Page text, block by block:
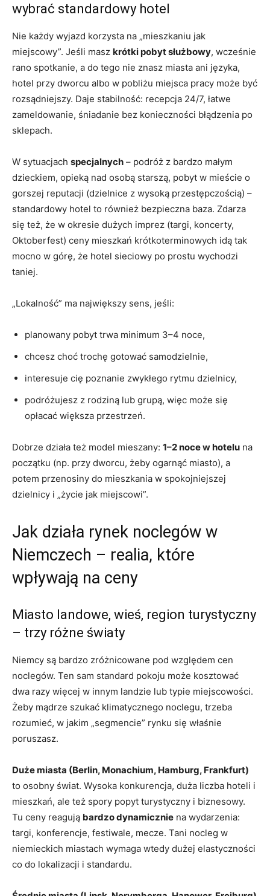
wybrać standardowy hotel
Nie każdy wyjazd korzysta na „mieszkaniu jak
miejscowy”. Jeśli masz krótki pobyt służbowy, wcześnie
rano spotkanie, a do tego nie znasz miasta ani języka,
hotel przy dworcu albo w pobliżu miejsca pracy może być
rozsądniejszy. Daje stabilność: recepcja 24/7, łatwe
zameldowanie, śniadanie bez konieczności błądzenia po
sklepach.
W sytuacjach specjalnych – podróż z bardzo małym
dzieckiem, opieką nad osobą starszą, pobyt w mieście o
gorszej reputacji (dzielnice z wysoką przestępczością) –
standardowy hotel to również bezpieczna baza. Zdarza
się też, że w okresie dużych imprez (targi, koncerty,
Oktoberfest) ceny mieszkań krótkoterminowych idą tak
mocno w górę, że hotel sieciowy po prostu wychodzi
taniej.
„Lokalność” ma największy sens, jeśli:
planowany pobyt trwa minimum 3–4 noce,
chcesz choć trochę gotować samodzielnie,
interesuje cię poznanie zwykłego rytmu dzielnicy,
podróżujesz z rodziną lub grupą, więc może się
opłacać większa przestrzeń.
Dobrze działa też model mieszany: 1–2 noce w hotelu na
początku (np. przy dworcu, żeby ogarnąć miasto), a
potem przenosiny do mieszkania w spokojniejszej
dzielnicy i „życie jak miejscowi”.
Jak działa rynek noclegów w
Niemczech – realia, które
wpływają na ceny
Miasto landowe, wieś, region turystyczny
– trzy różne światy
Niemcy są bardzo zróżnicowane pod względem cen
noclegów. Ten sam standard pokoju może kosztować
dwa razy więcej w innym landzie lub typie miejscowości.
Żeby mądrze szukać klimatycznego noclegu, trzeba
rozumieć, w jakim „segmencie” rynku się właśnie
poruszasz.
Duże miasta (Berlin, Monachium, Hamburg, Frankfurt)
to osobny świat. Wysoka konkurencja, duża liczba hoteli i
mieszkań, ale też spory popyt turystyczny i biznesowy.
Tu ceny reagują bardzo dynamicznie na wydarzenia:
targi, konferencje, festiwale, mecze. Tani nocleg w
niemieckich miastach wymaga wtedy dużej elastyczności
co do lokalizacji i standardu.